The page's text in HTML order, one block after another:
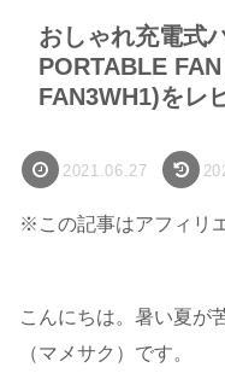
おしゃれ充電式
PORTABLE
FAN3WH1)をレ
2021.06.27
※この記事はアフィリ
こんにちは。暑い夏が
（マメサク）です。